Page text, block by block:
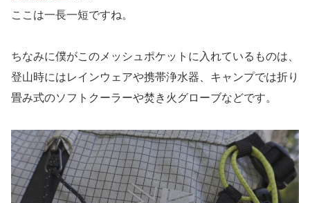
ここは一長一短ですね。
ちなみに僕がこのメッシュポケットに入れているものは、
登山時にはレインウェアや携帯浄水器、キャンプでは折り
畳み式のソフトクーラーや焚き火グローブなどです。